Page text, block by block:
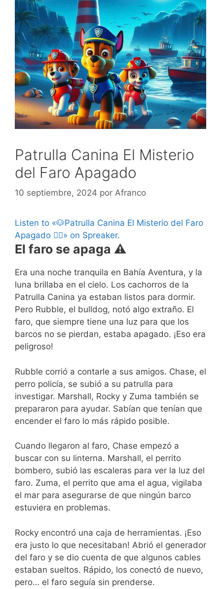
Patrulla Canina El Misterio
del Faro Apagado
10 septiembre, 2024 por Afranco
Listen to «🐶Patrulla Canina El Misterio del Faro
Apagado 🐕‍🦺» on Spreaker.
El faro se apaga ⚠️
Era una noche tranquila en Bahía Aventura, y la
luna brillaba en el cielo. Los cachorros de la
Patrulla Canina ya estaban listos para dormir.
Pero Rubble, el bulldog, notó algo extraño. El
faro, que siempre tiene una luz para que los
barcos no se pierdan, estaba apagado. ¡Eso era
peligroso!
Rubble corrió a contarle a sus amigos. Chase, el
perro policía, se subió a su patrulla para
investigar. Marshall, Rocky y Zuma también se
prepararon para ayudar. Sabían que tenían que
encender el faro lo más rápido posible.
Cuando llegaron al faro, Chase empezó a
buscar con su linterna. Marshall, el perrito
bombero, subió las escaleras para ver la luz del
faro. Zuma, el perrito que ama el agua, vigilaba
el mar para asegurarse de que ningún barco
estuviera en problemas.
Rocky encontró una caja de herramientas. ¡Eso
era justo lo que necesitaban! Abrió el generador
del faro y se dio cuenta de que algunos cables
estaban sueltos. Rápido, los conectó de nuevo,
pero… el faro seguía sin prenderse.